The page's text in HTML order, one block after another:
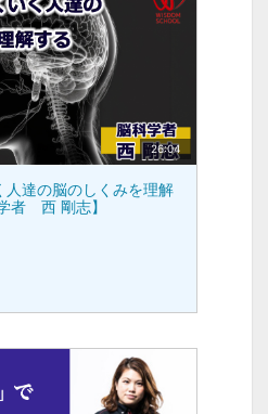
26:04
人達の脳のしくみを理解
者 西 剛志】